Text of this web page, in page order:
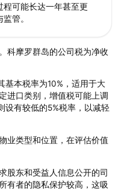
程可能长达一年甚至更
管。
科摩罗群岛的公司税为净收
基本税率为10%，适用于大
进口类别，增值税可能上调
设有较低的5%税率，以减轻
业类型和位置，在评估价值
股东和受益人信息公开的司
有者的隐私保护较高，这吸